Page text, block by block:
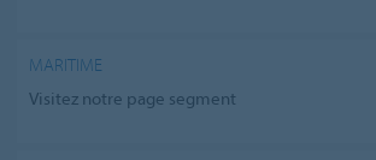
MARITIME
Visitez notre page segment